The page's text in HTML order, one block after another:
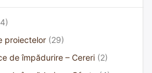
proiectelor (29)
de împădurire – Cereri (2)